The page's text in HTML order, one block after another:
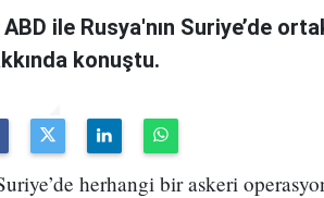
ile Rusya'nın Suriye’de
konuştu.
herhangi bir askeri